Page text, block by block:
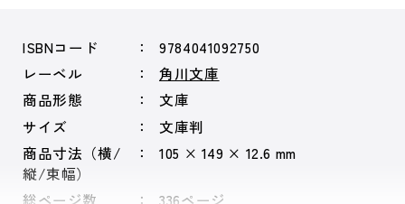
ISBNコード
9784041092750
レーベル
角川文庫
商品形態
文庫
サイズ
文庫判
商品寸法（横/
縦/束幅）
105 × 149 × 12.6 mm